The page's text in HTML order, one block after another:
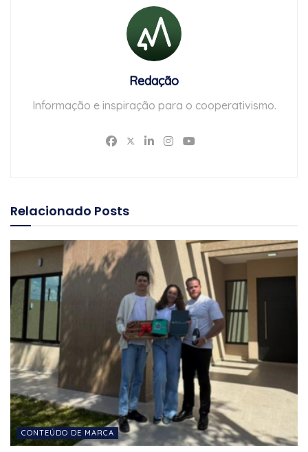
Redação
Informação e inspiração para o cooperativismo.
Relacionado Posts
CONTEÚDO DE MARCA